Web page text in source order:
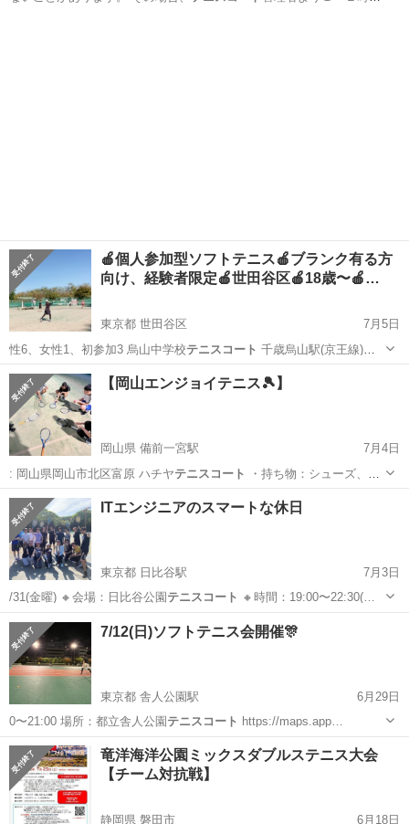
🍎個人参加型ソフトテニス🍎ブランク有る方
向け、経験者限定🍎世田谷区🍎18歳〜🍎…
東京都 世田谷区
7月5日
性6、女性1、初参加3 烏山中学校テニスコート
り徒歩７…
東京 世田谷区 スポーツ ソフトテニス
【岡山エンジョイテニス🎾】
岡山県 備前一宮駅
7月4日
: 岡山県岡山市北区富原 ハチヤテニスコート
・持ち物：シューズ、タ
オル、飲み…
岡山 岡山市 スポーツ テニスコート
ITエンジニアのスマートな休日
東京都 日比谷駅
7月3日
/31(金曜) 🔸会場：日比谷公園 テニスコート 🔸時間：19:00〜22:30(…
東京 千代田区 日比谷駅 スポーツ 会場
7/12(日)ソフトテニス会開催🎊
東京都 舎人公園駅
6月29日
0〜21:00 場所：都立舎人公園 テニスコート https://maps.app…
東京 足立区 舎人公園駅 スポーツ ソフトテニス
竜洋海洋公園ミックスダブルステニス大会
【チーム対抗戦】
静岡県 磐田市 6月18日